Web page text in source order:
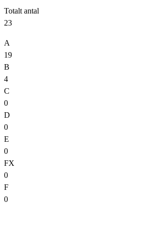
Totalt antal
23
A
19
B
4
C
0
D
0
E
0
FX
0
F
0